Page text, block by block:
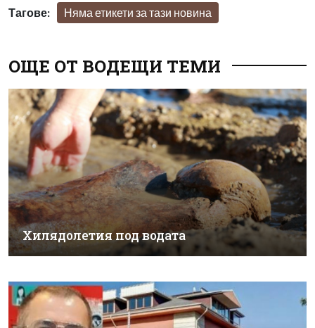
Тагове: Няма етикети за тази новина
ОЩЕ ОТ ВОДЕЩИ ТЕМИ
Хилядолетия под водата